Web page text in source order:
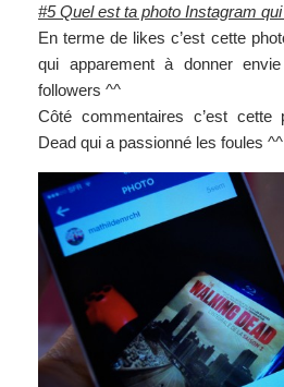
#5 Quel est ta photo Instagram
En terme de likes c’est cette
qui apparement à donner
followers ^^
Côté commentaires c’est cette
Dead qui a passionné les foules ^^